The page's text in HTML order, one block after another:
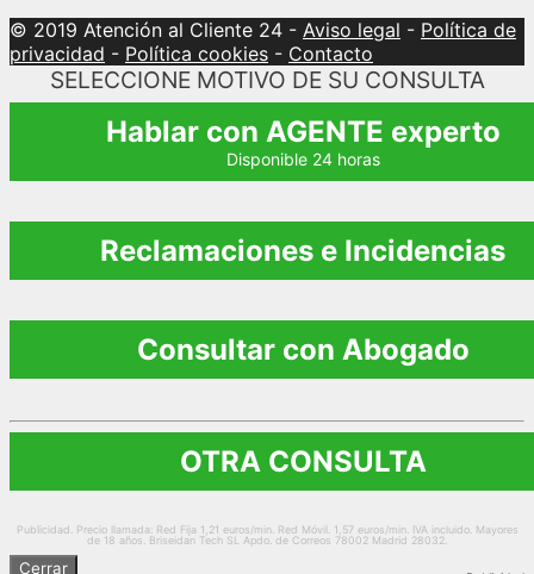
© 2019 Atención al Cliente 24 - Aviso legal - Política de
privacidad - Política cookies - Contacto
SELECCIONE MOTIVO DE SU CONSULTA
Hablar con AGENTE experto
Disponible 24 horas
Reclamaciones e Incidencias
Consultar con Abogado
OTRA CONSULTA
Publicidad. Precio llamada: Red Fija 1,21 euros/min. Red Móvil. 1,57 euros/min. IVA incluido. Mayores
de 18 años. Briseidan Tech SL Apdo. de Correos 78002 Madrid 28032.
Cerrar